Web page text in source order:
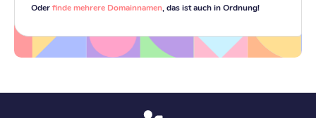
Oderfinde mehrere Domainnamen , das ist auch in Ordnung!